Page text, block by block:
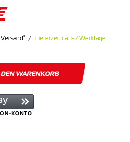
* Lieferzeit ca. 1-2 Werktage
WARENKORB